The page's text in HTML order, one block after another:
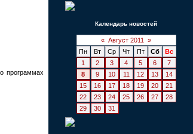
программах
Календарь новостей
« Август 2011
»
Пн
Вт Ср Чт Пт Сб
Вс
1
2 3 4 5 6
7
8
9 10 11 12 13
14
15
16 17 18 19 20
21
22
23 24 25 26 27
28
29
30 31